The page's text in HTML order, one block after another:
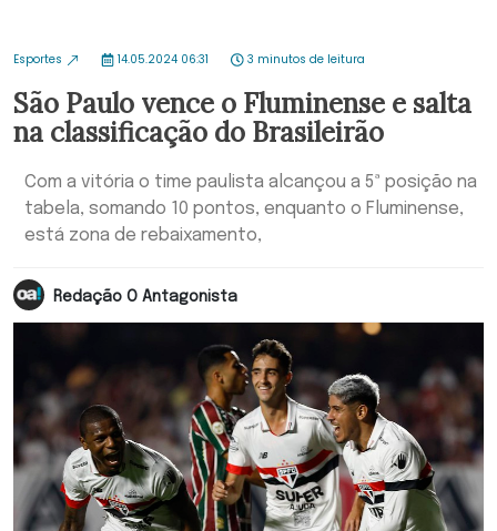
Esportes 14.05.2024 06:31 3 minutos de leitura
São Paulo vence o Fluminense e salta
na classificação do Brasileirão
Com a vitória o time paulista alcançou a 5ª posição na
tabela, somando 10 pontos, enquanto o Fluminense,
está zona de rebaixamento,
Redação O Antagonista